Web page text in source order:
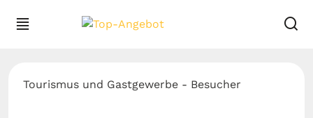
Tourismus und Gastgewerbe - Besucher